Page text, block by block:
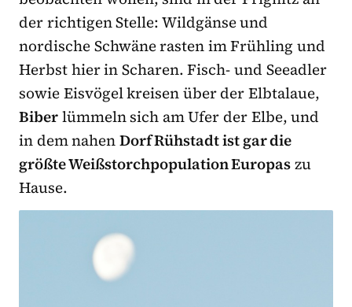
der richtigen Stelle: Wildgänse und
nordische Schwäne rasten im Frühling und
Herbst hier in Scharen. Fisch- und Seeadler
sowie Eisvögel kreisen über der Elbtalaue,
Biberlümmeln sich am Ufer der Elbe, und
in dem nahenDorf Rühstadt ist gar die
größte Weißstorchpopulation Europaszu
Hause.